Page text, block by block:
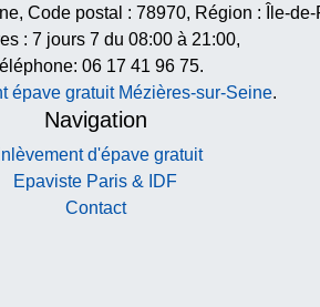
, Code postal : 78970, Région : Île-
: 7 jours 7 du 08:00 à 21:00,
06 17 41 96 75.
épave gratuit Mézières-sur-Seine.
Navigation
d'épave gratuit
Epaviste Paris & IDF
Contact